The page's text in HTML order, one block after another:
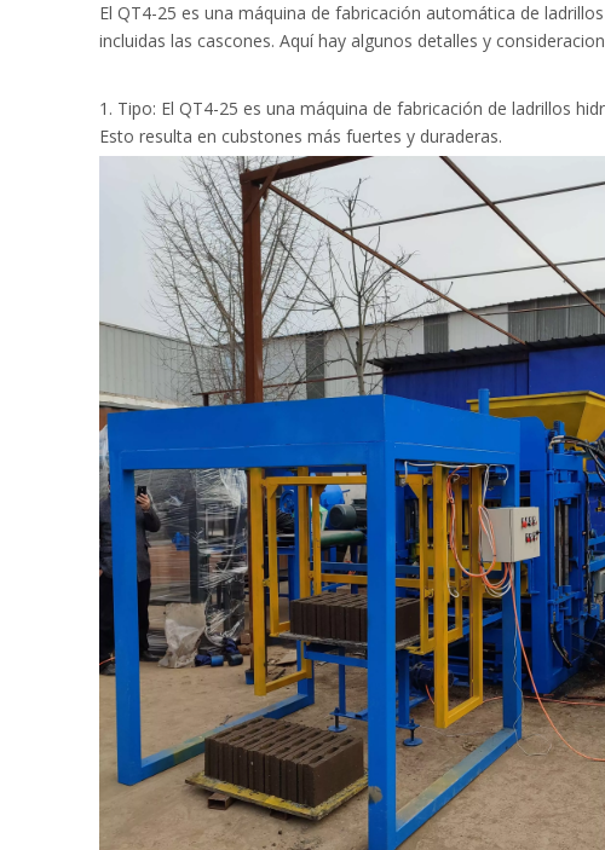
El QT4-25 es una máquina de fabricación automática de
incluidas las cascones. Aquí hay algunos detalles y
1. Tipo: El QT4-25 es una máquina de fabricación de ladrillos
Esto resulta en cubstones más fuertes y duraderas.